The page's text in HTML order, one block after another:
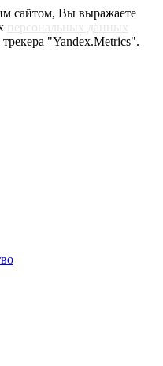
сайтом, Вы выражаете
персональных данных
"Yandex.Metrics".